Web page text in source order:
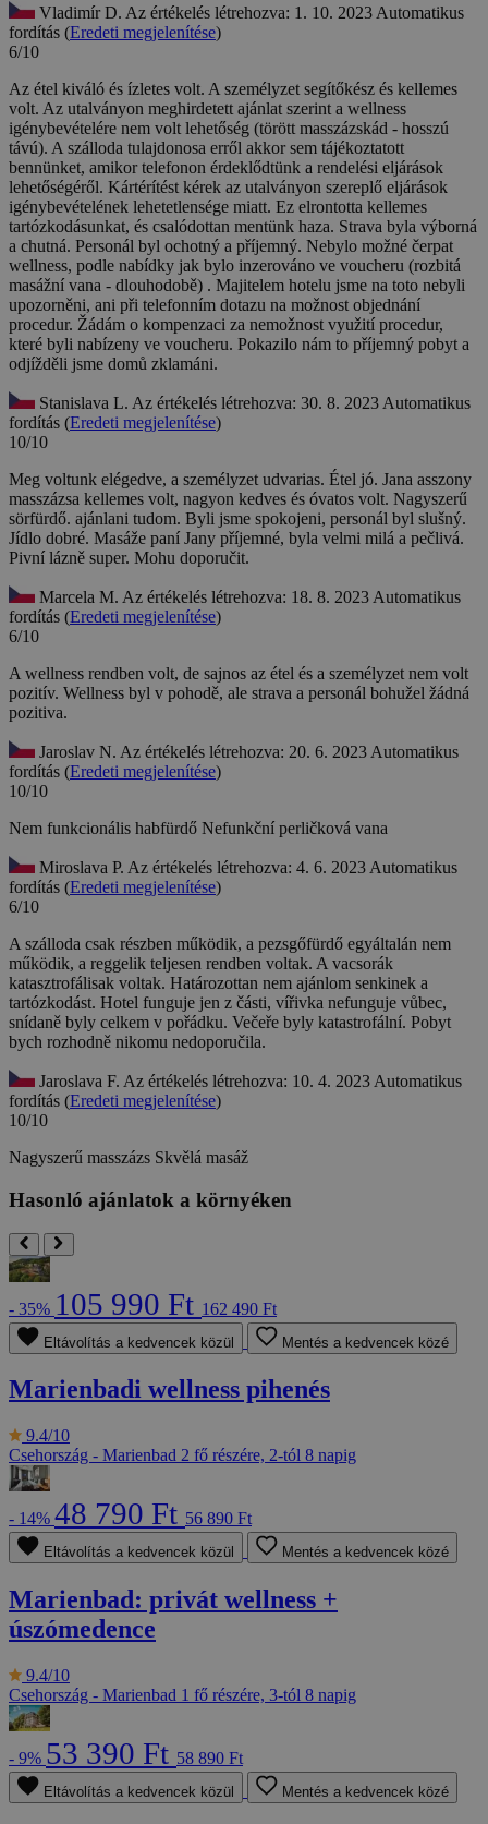
Vladimír D. Az értékelés létrehozva: 1. 10. 2023 Automatikus
fordítás (Eredeti megjelenítése)
6/10
Az étel kiváló és ízletes volt. A személyzet segítőkész és kellemes
volt. Az utalványon meghirdetett ajánlat szerint a wellness
igénybevételére nem volt lehetőség (törött masszázskád - hosszú
távú). A szálloda tulajdonosa erről akkor sem tájékoztatott
bennünket, amikor telefonon érdeklődtünk a rendelési eljárások
lehetőségéről. Kártérítést kérek az utalványon szereplő eljárások
igénybevételének lehetetlensége miatt. Ez elrontotta kellemes
tartózkodásunkat, és csalódottan mentünk haza. Strava byla výborná
a chutná. Personál byl ochotný a příjemný. Nebylo možné čerpat
wellness, podle nabídky jak bylo inzerováno ve voucheru (rozbitá
masážní vana - dlouhodobě) . Majitelem hotelu jsme na toto nebyli
upozorněni, ani při telefonním dotazu na možnost objednání
procedur. Žádám o kompenzaci za nemožnost využití procedur,
které byli nabízeny ve voucheru. Pokazilo nám to příjemný pobyt a
odjížděli jsme domů zklamáni.
Stanislava L. Az értékelés létrehozva: 30. 8. 2023 Automatikus
fordítás (Eredeti megjelenítése)
10/10
Meg voltunk elégedve, a személyzet udvarias. Étel jó. Jana asszony
masszázsa kellemes volt, nagyon kedves és óvatos volt. Nagyszerű
sörfürdő. ajánlani tudom. Byli jsme spokojeni, personál byl slušný.
Jídlo dobré. Masáže paní Jany příjemné, byla velmi milá a pečlivá.
Pivní lázně super. Mohu doporučit.
Marcela M. Az értékelés létrehozva: 18. 8. 2023 Automatikus
fordítás (Eredeti megjelenítése)
6/10
A wellness rendben volt, de sajnos az étel és a személyzet nem volt
pozitív. Wellness byl v pohodě, ale strava a personál bohužel žádná
pozitiva.
Jaroslav N. Az értékelés létrehozva: 20. 6. 2023 Automatikus
fordítás (Eredeti megjelenítése)
10/10
Nem funkcionális habfürdő Nefunkční perličková vana
Miroslava P. Az értékelés létrehozva: 4. 6. 2023 Automatikus
fordítás (Eredeti megjelenítése)
6/10
A szálloda csak részben működik, a pezsgőfürdő egyáltalán nem
működik, a reggelik teljesen rendben voltak. A vacsorák
katasztrofálisak voltak. Határozottan nem ajánlom senkinek a
tartózkodást. Hotel funguje jen z části, vířivka nefunguje vůbec,
snídaně byly celkem v pořádku. Večeře byly katastrofální. Pobyt
bych rozhodně nikomu nedoporučila.
Jaroslava F. Az értékelés létrehozva: 10. 4. 2023 Automatikus
fordítás (Eredeti megjelenítése)
10/10
Nagyszerű masszázs Skvělá masáž
Hasonló ajánlatok a környéken
- 35% 105 990 Ft 162 490 Ft
Eltávolítás a kedvencek közül Mentés a kedvencek közé
Marienbadi wellness pihenés
9.4/10
Csehország - Marienbad 2 fő részére, 2-tól 8 napig
- 14% 48 790 Ft 56 890 Ft
Eltávolítás a kedvencek közül Mentés a kedvencek közé
Marienbad: privát wellness +
úszómedence
9.4/10
Csehország - Marienbad 1 fő részére, 3-tól 8 napig
- 9% 53 390 Ft 58 890 Ft
Eltávolítás a kedvencek közül Mentés a kedvencek közé